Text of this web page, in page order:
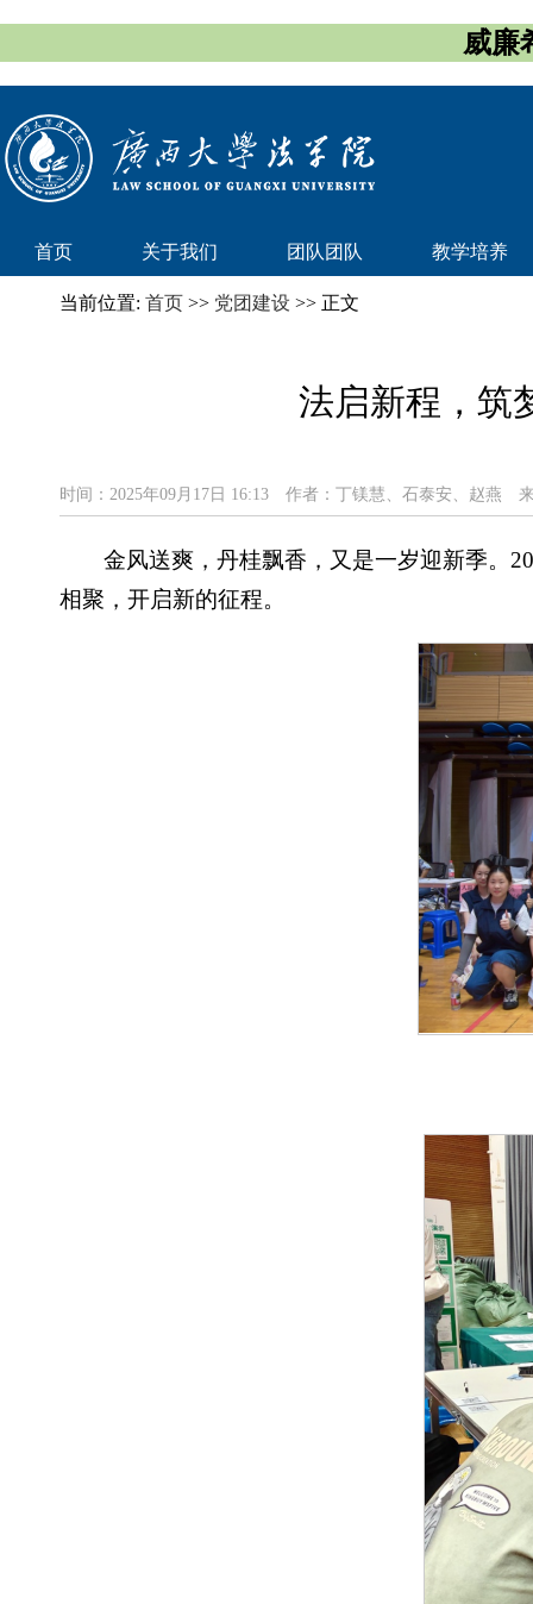
威廉
首页 关于我们 团队团队 教学培养
当前位置: 首页 >> 党团建设 >> 正文
法启新程，筑
时间：2025年09月17日 16:13 作者：丁镁慧、石泰安、赵燕
金风送爽，丹桂飘香，又是一岁迎新季。
相聚，开启新的征程。